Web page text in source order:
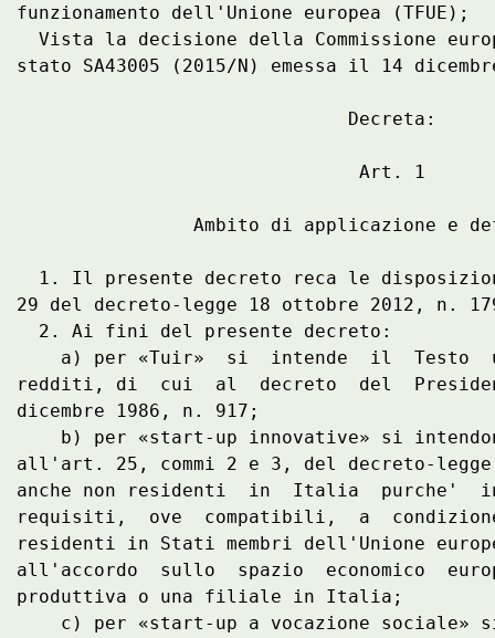
funzionamento dell'Unione europea (TFUE);
Vista la decisione della Commissione
stato SA43005 (2015/N) emessa il 14
                              Decreta:
                               Art. 1
Ambito di applicazione e
1. Il presente decreto reca le
29 del decreto-legge 18 ottobre 2012, n.
  2. Ai fini del presente decreto:
a) per «Tuir»  si  intende  il  Testo
redditi, di  cui  al  decreto  del
dicembre 1986, n. 917;
b) per «start-up innovative» si
all'art. 25, commi 2 e 3, del decreto-
anche non residenti  in  Italia  purche'  in
requisiti,  ove  compatibili,  a
residenti in Stati membri dell'Unione
all'accordo  sullo  spazio  economico
produttiva o una filiale in Italia;
c) per «start-up a vocazione sociale»